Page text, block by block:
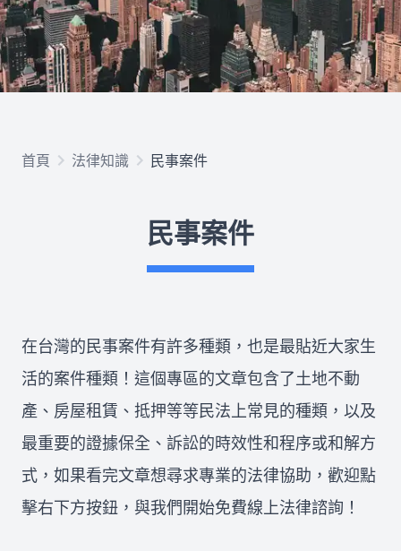
車禍案件
欠錢不還
律師推薦
所有文章 免費法律諮詢
首頁 法律知識 民事案件
民事案件
在台灣的民事案件有許多種類，也是最貼近大家生
活的案件種類！這個專區的文章包含了土地不動
產、房屋租賃、抵押等等民法上常見的種類，以及
最重要的證據保全、訴訟的時效性和程序或和解方
式，如果看完文章想尋求專業的法律協助，歡迎點
擊右下方按鈕，與我們開始免費線上法律諮詢！